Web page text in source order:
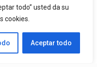
todo” usted da su
cookies.
Aceptar todo
Por Sus Seguidores Y El
Las Plataformas